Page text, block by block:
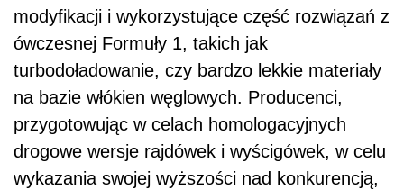
modyfikacji i wykorzystujące część rozwiązań z
ówczesnej Formuły 1, takich jak
turbodoładowanie, czy bardzo lekkie materiały
na bazie włókien węglowych. Producenci,
przygotowując w celach homologacyjnych
drogowe wersje rajdówek i wyścigówek, w celu
wykazania swojej wyższości nad konkurencją,